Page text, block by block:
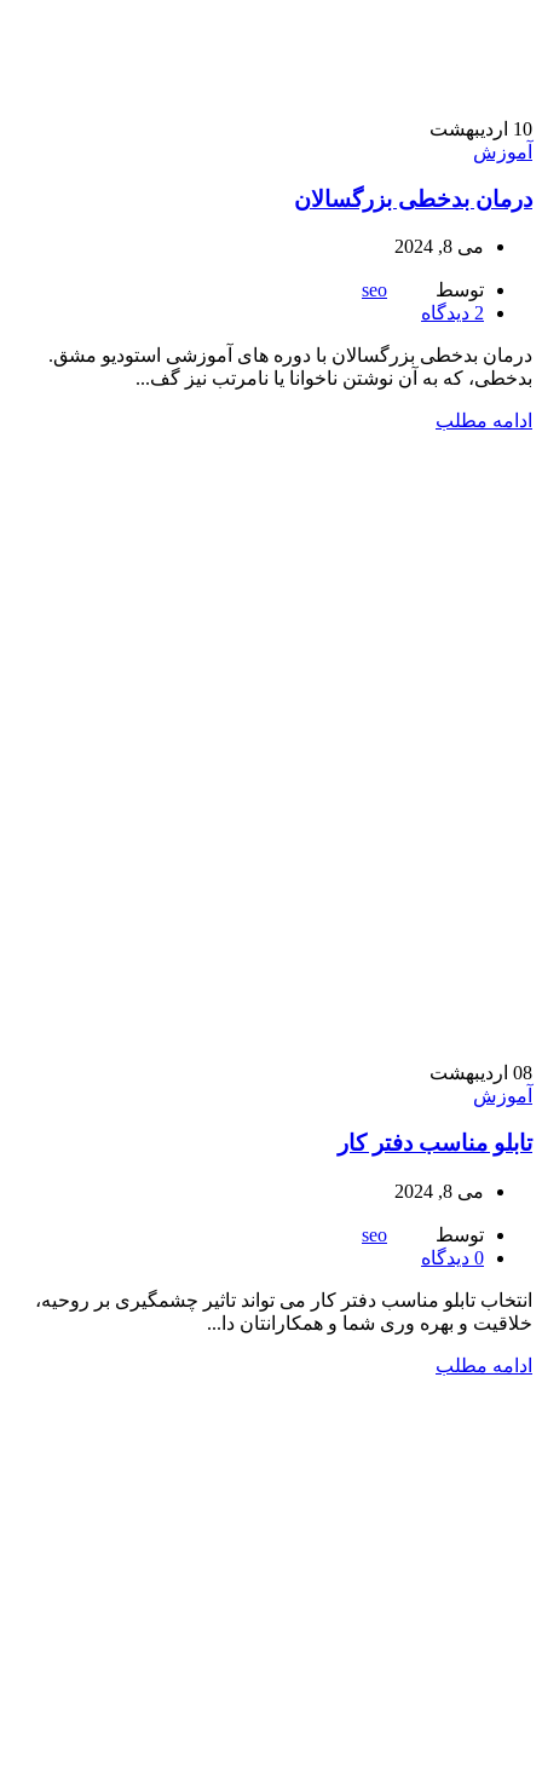
10 اردیبهشت
آموزش
درمان بدخطی بزرگسالان
می 8, 2024
توسط
seo
2 دیدگاه
درمان بدخطی بزرگسالان با دوره های آموزشی استودیو مشق.
بدخطی، که به آن نوشتن ناخوانا یا نامرتب نیز گف...
ادامه مطلب
08 اردیبهشت
آموزش
تابلو مناسب دفتر کار
می 8, 2024
توسط
seo
0 دیدگاه
انتخاب تابلو مناسب دفتر کار می ‌تواند تاثیر چشمگیری بر روحیه،
خلاقیت و بهره‌ وری شما و همکارانتان دا...
ادامه مطلب